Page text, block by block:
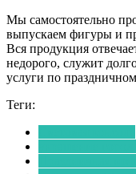
Мы самостоятельно
выпускаем фигуры и
Вся продукция
недорого, служит
услуги по
Теги: